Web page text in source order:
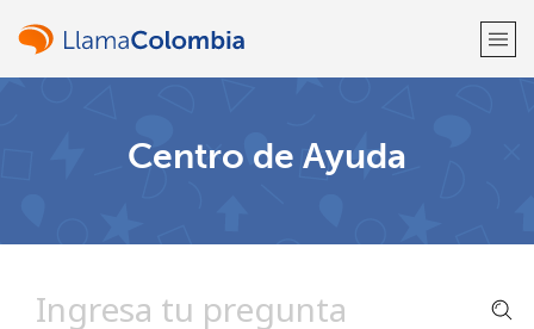
Centro de Ayuda